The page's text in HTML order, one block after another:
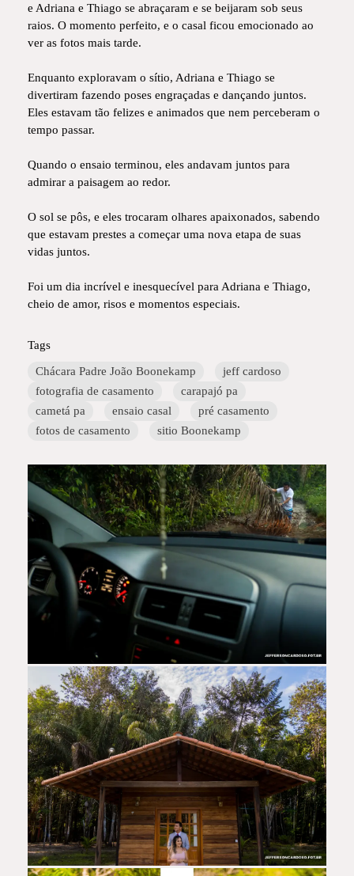
e Adriana e Thiago se abraçaram e se beijaram sob seus
raios. O momento perfeito, e o casal ficou emocionado ao
ver as fotos mais tarde.
Enquanto exploravam o sítio, Adriana e Thiago se
divertiram fazendo poses engraçadas e dançando juntos.
Eles estavam tão felizes e animados que nem perceberam o
tempo passar.
Quando o ensaio terminou, eles andavam juntos para
admirar a paisagem ao redor.
O sol se pôs, e eles trocaram olhares apaixonados, sabendo
que estavam prestes a começar uma nova etapa de suas
vidas juntos.
Foi um dia incrível e inesquecível para Adriana e Thiago,
cheio de amor, risos e momentos especiais.
Tags
Chácara Padre João Boonekamp
jeff cardoso
fotografia de casamento
carapajó pa
cametá pa
ensaio casal
pré casamento
fotos de casamento
sitio Boonekamp